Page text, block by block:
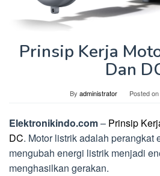
Prinsip Kerja
Dan
By administrator Posted on
Elektronikindo.com– Prinsip
DC. Motor listrik adalah perangkat
mengubah energi listrik menjadi
menghasilkan gerakan.